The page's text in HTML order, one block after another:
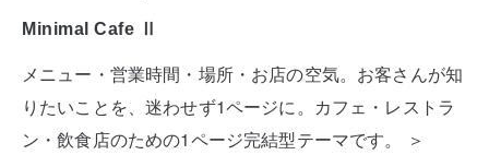
Minimal Cafe Ⅱ
メニュー・営業時間・場所・お店の空気。お客さんが知
りたいことを、迷わせず1ページに。カフェ・レストラ
ン・飲食店のための1ページ完結型テーマです。 ＞